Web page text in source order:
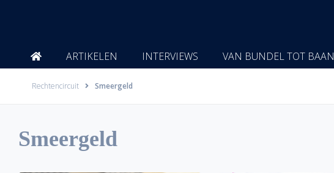
ARTIKELEN INTERVIEWS VAN BUNDEL TOT BAAN
Rechtencircuit Smeergeld
Smeergeld